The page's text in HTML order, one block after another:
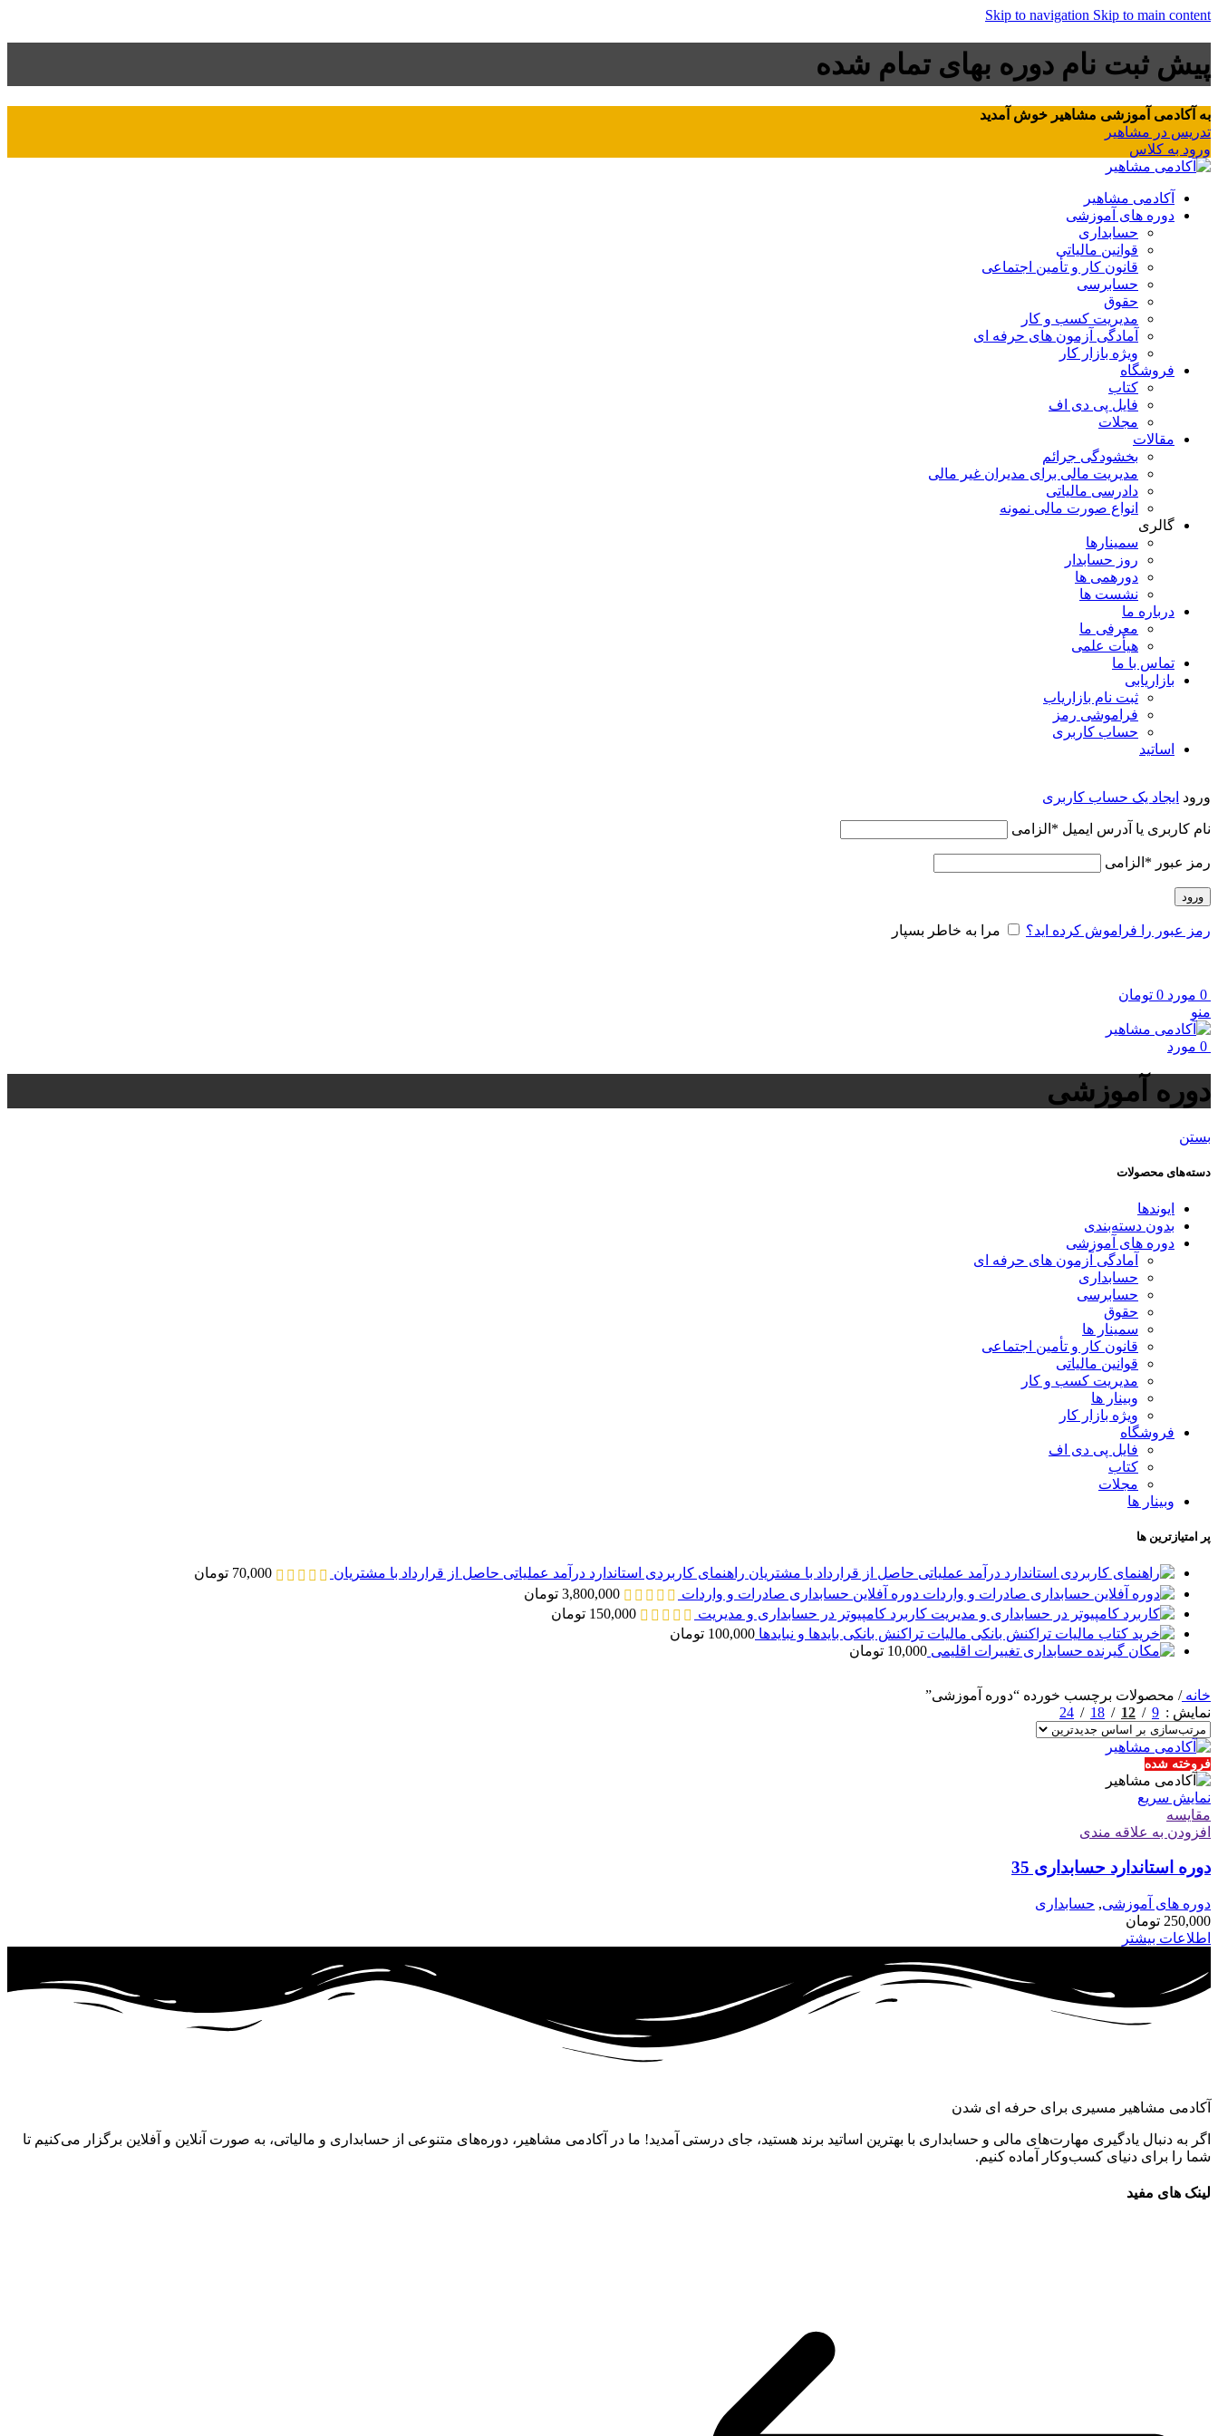
Skip to navigation Skip to main content
پیش ثبت نام دوره بهای تمام شده
به آکادمی آموزشی مشاهیر خوش آمدید
تدریس در مشاهیر
ورود به کلاس
آکادمی مشاهیر
دوره های آموزشی
حسابداری
قوانین مالیاتی
قانون کار و تأمین اجتماعی
حسابرسی
حقوق
مدیریت کسب و کار
آمادگی آزمون های حرفه ای
ویژه بازار کار
فروشگاه
کتاب
فایل پی دی اف
مجلات
مقالات
بخشودگی جرائم
مدیریت مالی برای مدیران غیر مالی
دادرسی مالیاتی
انواع صورت مالی نمونه
گالری
سمینارها
روز حسابدار
دورهمی ها
نشست ها
درباره ما
معرفی ما
هیأت علمی
تماس با ما
بازاریابی
ثبت نام بازاریاب
فراموشی رمز
حساب کاربری
اساتید
ورود ایجاد یک حساب کاربری
نام کاربری یا آدرس ایمیل * الزامی
رمز عبور * الزامی
ورود
رمز عبور را فراموش کرده اید؟ مرا به خاطر بسپار
0 مورد 0 تومان
منو
0 مورد
دوره آموزشی
بستن
دسته‌های محصولات
ایوندها
بدون دسته‌بندی
دوره های آموزشی
آمادگی آزمون های حرفه ای
حسابداری
حسابرسی
حقوق
سمینار ها
قانون کار و تأمین اجتماعی
قوانین مالیاتی
مدیریت کسب و کار
وبینار ها
ویژه بازار کار
فروشگاه
فایل پی دی اف
کتاب
مجلات
وبینار ها
پر امتیازترین ها
راهنمای کاربردی استاندارد درآمد عملیاتی حاصل از قرارداد با مشتریان 70,000 تومان
دوره آفلاین حسابداری صادرات و واردات
3,800,000 تومان
کاربرد کامپیوتر در حسابداری و مدیریت
150,000 تومان
مالیات تراکنش بانکی بایدها و نبایدها 100,000 تومان
حسابداری تغییرات اقلیمی 10,000 تومان
خانه/ محصولات برچسب خورده “دوره آموزشی”
نمایش
9
12
18
24
فروخته شده
نمایش سریع
مقايسه
افزودن به علاقه مندی
دوره استاندارد حسابداری 35
دوره های آموزشی, حسابداری
250,000 تومان
اطلاعات بیشتر
آکادمی مشاهیر مسیری برای حرفه ای شدن
اگر به دنبال یادگیری مهارت‌های مالی و حسابداری با بهترین اساتید برند هستید، جای درستی آمدید! ما در آکادمی مشاهیر، دوره‌های متنوعی از حسابداری و مالیاتی، به صورت آنلاین و آفلاین برگزار می‌کنیم تا
شما را برای دنیای کسب‌وکار آماده کنیم.
لینک های مفید